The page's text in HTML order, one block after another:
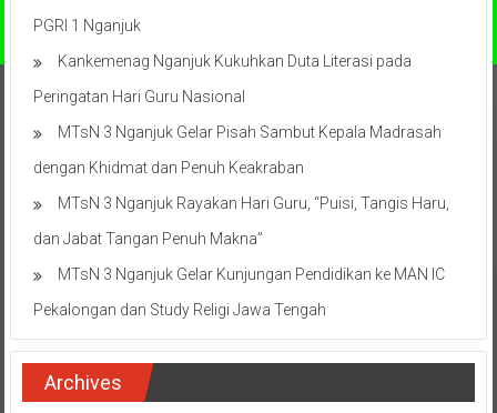
PGRI 1 Nganjuk
Kankemenag Nganjuk Kukuhkan Duta Literasi pada
Peringatan Hari Guru Nasional
MTsN 3 Nganjuk Gelar Pisah Sambut Kepala Madrasah
dengan Khidmat dan Penuh Keakraban
MTsN 3 Nganjuk Rayakan Hari Guru, “Puisi, Tangis Haru,
dan Jabat Tangan Penuh Makna”
MTsN 3 Nganjuk Gelar Kunjungan Pendidikan ke MAN IC
Pekalongan dan Study Religi Jawa Tengah
Archives